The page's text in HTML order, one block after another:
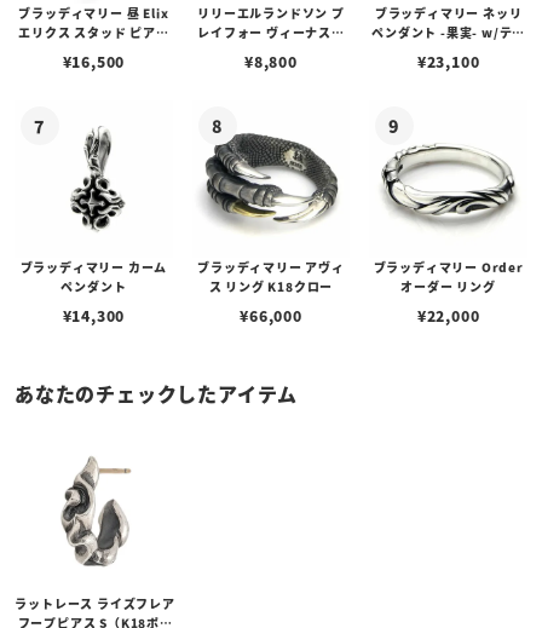
ブラッディマリー 昼 Elix
エリクス スタッド ピアス
¥16,500
リリーエルランドソン プ
レイフォー ヴィーナスチ
¥8,800
ブラッディマリー ネッリ
ペンダント -果実- w/ティ
¥23,100
ブラッディマリー カーム
ペンダント
¥14,300
ブラッディマリー アヴィ
ス リング K18クロー
¥66,000
ブラッディマリー Order
オーダー リング
¥22,000
あなたのチェックしたアイテム
ラットレース ライズフレア
フープピアス S（K18ポス